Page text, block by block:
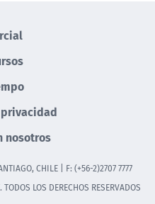
nosotros
CHILE | F: (+56-2)2707 7777
LOS DERECHOS RESERVADOS